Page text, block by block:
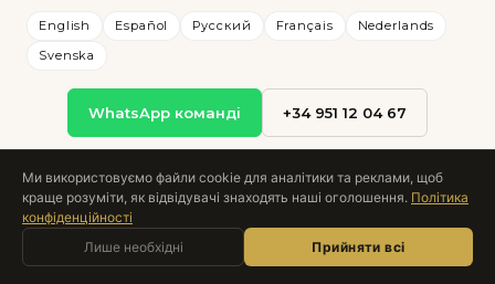
English Español Русский Français
Nederlands
Svenska
WhatsApp команді +34 951 12 04 67
Запитати Roccabox
AI-АСИСТЕНТ · ОНЛАЙН
Ми використовуємо файли cookie для аналітики та реклами, щоб
краще розуміти, як відвідувачі знаходять наші оголошення. Політика
конфіденційності
Лише необхідні
Прийняти всі